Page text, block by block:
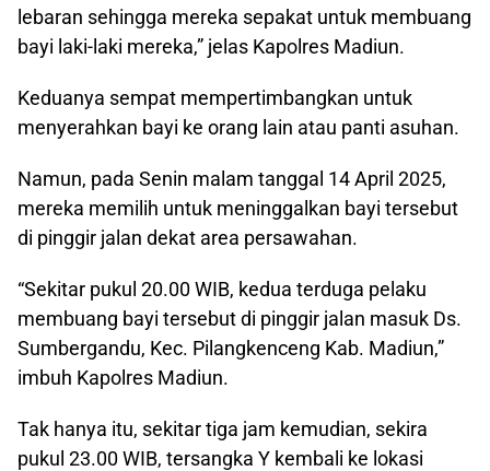
lebaran sehingga mereka sepakat untuk membuang
bayi laki-laki mereka,” jelas Kapolres Madiun.
Keduanya sempat mempertimbangkan untuk
menyerahkan bayi ke orang lain atau panti asuhan.
Namun, pada Senin malam tanggal 14 April 2025,
mereka memilih untuk meninggalkan bayi tersebut
di pinggir jalan dekat area persawahan.
“Sekitar pukul 20.00 WIB, kedua terduga pelaku
membuang bayi tersebut di pinggir jalan masuk Ds.
Sumbergandu, Kec. Pilangkenceng Kab. Madiun,”
imbuh Kapolres Madiun.
Tak hanya itu, sekitar tiga jam kemudian, sekira
pukul 23.00 WIB, tersangka Y kembali ke lokasi